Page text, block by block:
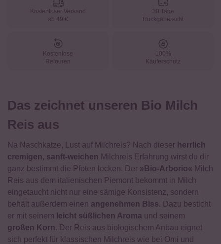
Kostenloser Versand
ab 49 €
30 Tage
Rückgaberecht
Kostenlose
Retouren
100%
Käuferschutz
Das zeichnet unseren Bio Milch
Reis aus
Na Naschkatze, Lust auf Milchreis? Nach dieser herrlich
cremigen, sanft-weichen Milchreis Erfahrung wirst du dir
ganz bestimmt die Pfoten lecken. Der »Bio-Arborio« Milch
Reis aus dem italienischen Piemont bekommt in Milch
eingetaucht nicht nur eine sämige Konsistenz, sondern
behält außerdem einen angenehmen Biss. Dazu besticht
er mit seinem leicht süßlichen Aroma und seinem
großen Korn. Der Reis aus biologischem Anbau eignet
sich perfekt für klassischen Milchreis wie bei Omi und